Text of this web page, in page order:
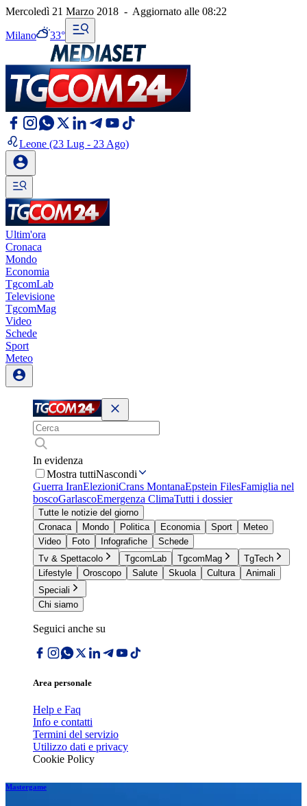
Mercoledì 21 Marzo 2018 - Aggiornato alle 08:22
Milano 33°
Leone (23 Lug - 23 Ago)
Ultim'ora
Cronaca
Mondo
Economia
TgcomLab
Televisione
TgcomMag
Video
Schede
Sport
Meteo
In evidenza
Mostra tuttiNascondi
Guerra IranElezioniCrans MontanaEpstein FilesFamiglia nel
boscoGarlascoEmergenza ClimaTutti i dossier
Tutte le notizie del giorno
Cronaca
Mondo Politica Economia Sport
Meteo
Video
Foto Infografiche
Schede
Tv & Spettacolo
TgcomLab TgcomMag
TgTech
Lifestyle
Oroscopo Salute Skuola Cultura
Animali
Speciali
Chi siamo
Seguici anche su
Area personale
Help e Faq
Info e contatti
Termini del servizio
Utilizzo dati e privacy
Cookie Policy
Mastergame